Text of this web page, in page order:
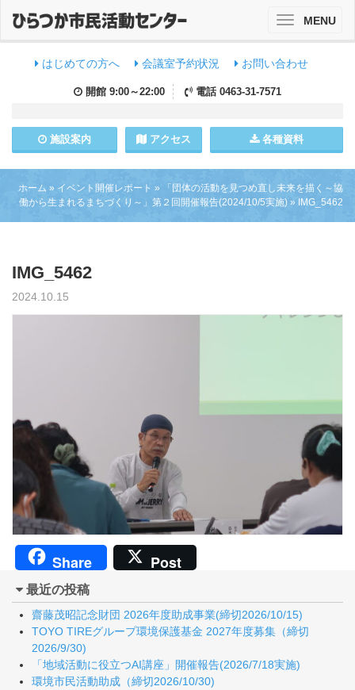
はじめての方へ 会議室予約状況 お問い合わせ
開館 9:00～22:00 電話 0463-31-7571
施設案内 アクセス 各種資料
ToggleMENU
ホーム » イベント開催レポート »
「団体の活動を見つめ直し未来を描く～協
働から生まれるまちづくり～」第２回開催報告(2024/10/5実施) » IMG_5462
IMG_5462
2024.10.15
Share Post
最近の投稿
齋藤茂昭記念財団 2026年度助成事業(締切2026/10/15)
TOYO TIREグループ環境保護基金 2027年度募集（締切
2026/9/30)
「地域活動に役立つAI講座」開催報告(2026/7/18実施)
環境市民活動助成（締切2026/10/30)